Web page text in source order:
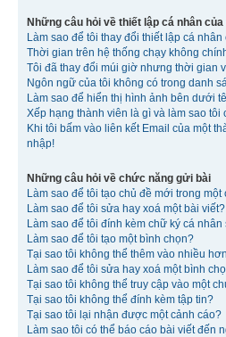
Những câu hỏi về thiết lập cá nhân
Làm sao để tôi thay đổi thiết lập cá nhân
Thời gian trên hệ thống chạy không
Tôi đã thay đổi múi giờ nhưng thời gian
Ngôn ngữ của tôi không có trong danh
Làm sao để hiển thị hình ảnh bên dưới
Xếp hạng thành viên là gì và làm sao
Khi tôi bấm vào liên kết Email của một
nhập!
Những câu hỏi về chức năng gửi bài
Làm sao để tôi tạo chủ đề mới trong một
Làm sao để tôi sửa hay xoá một bài viết?
Làm sao để tôi đính kèm chữ ký cá
Làm sao để tôi tạo một bình chọn?
Tại sao tôi không thể thêm vào nhiều
Làm sao để tôi sửa hay xoá một bình
Tại sao tôi không thể truy cập vào một
Tại sao tôi không thể đính kèm tập tin?
Tại sao tôi lại nhận được một cảnh cáo?
Làm sao tôi có thể báo cáo bài viết đến